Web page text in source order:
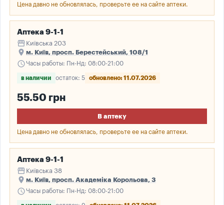
Цена давно не обновлялась, проверьте ее на сайте аптеки.
Аптека 9-1-1
storefront Київська 203
place м. Київ, просп. Берестейський, 108/1
scheduleЧасы работы: Пн-Нд: 08:00-21:00
в наличии остаток: 5 обновлено: 11.07.2026
55.50 грн
В аптеку
Цена давно не обновлялась, проверьте ее на сайте аптеки.
Аптека 9-1-1
storefront Київська 38
place м. Київ, просп. Академіка Корольова, 3
scheduleЧасы работы: Пн-Нд: 08:00-21:00